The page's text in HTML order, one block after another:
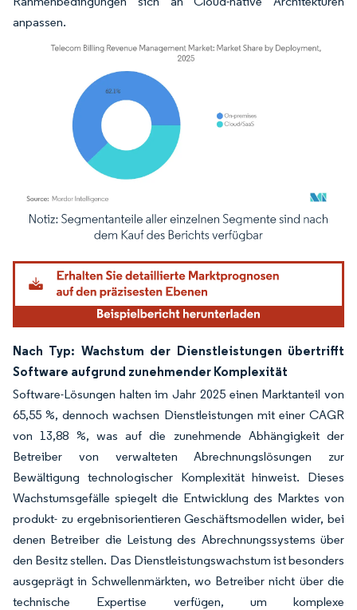
anpassen.
Bild © Mordor Intelligence. Wiederverwendung erfordert Namensnennung
Nach Typ: Wachstum der Dienstleistungen übertrifft
Software aufgrund zunehmender Komplexität
Software-Lösungen halten im Jahr 2025 einen Marktanteil von
65,55 %, dennoch wachsen Dienstleistungen mit einer CAGR
von 13,88 %, was auf die zunehmende Abhängigkeit der
Betreiber von verwalteten Abrechnungslösungen zur
Bewältigung technologischer Komplexität hinweist. Dieses
Wachstumsgefälle spiegelt die Entwicklung des Marktes von
produkt- zu ergebnisorientieren Geschäftsmodellen wider, bei
denen Betreiber die Leistung des Abrechnungssystems über
den Besitz stellen. Das Dienstleistungswachstum ist besonders
ausgeprägt in Schwellenmärkten, wo Betreiber nicht über die
technische Expertise verfügen, um komplexe